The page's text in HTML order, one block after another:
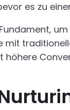
es zu
mit
höhere